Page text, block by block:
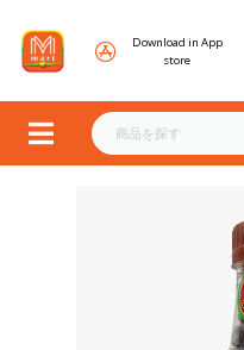
Download in App
store